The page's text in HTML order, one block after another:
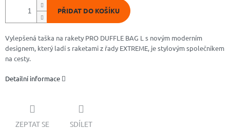
PŘIDAT DO KOŠÍKU
Vylepšená taška na rakety PRO DUFFLE BAG L s novým moderním
designem, který ladí s raketami z řady EXTREME, je stylovým společníkem
na cesty.
Detailní informace
ZEPTAT SE SDÍLET